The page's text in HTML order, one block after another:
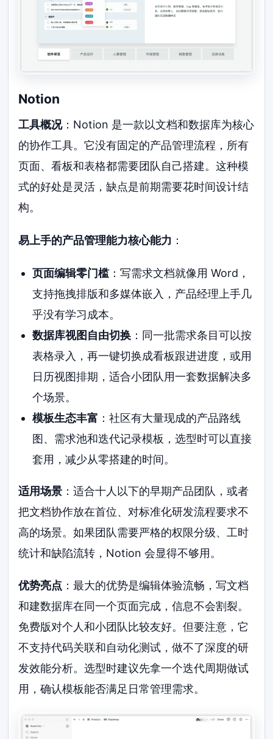
Notion
工具概况：Notion 是一款以文档和数据库为核心
的协作工具。它没有固定的产品管理流程，所有
页面、看板和表格都需要团队自己搭建。这种模
式的好处是灵活，缺点是前期需要花时间设计结
构。
易上手的产品管理能力核心能力 ：
页面编辑零门槛：写需求文档就像用 Word，
支持拖拽排版和多媒体嵌入，产品经理上手几
乎没有学习成本。
数据库视图自由切换：同一批需求条目可以按
表格录入，再一键切换成看板跟进进度，或用
日历视图排期，适合小团队用一套数据解决多
个场景。
模板生态丰富 ：社区有大量现成的产品路线
图、需求池和迭代记录模板，选型时可以直接
套用，减少从零搭建的时间。
适用场景 ：适合十人以下的早期产品团队，或者
把文档协作放在首位、对标准化研发流程要求不
高的场景。如果团队需要严格的权限分级、工时
统计和缺陷流转，Notion 会显得不够用。
优势亮点 ：最大的优势是编辑体验流畅，写文档
和建数据库在同一个页面完成，信息不会割裂。
免费版对个人和小团队比较友好。但要注意，它
不支持代码关联和自动化测试，做不了深度的研
发效能分析。选型时建议先拿一个迭代周期做试
用，确认模板能否满足日常管理需求。